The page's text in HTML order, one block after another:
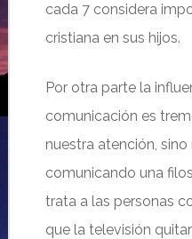
cada 7 considera
cristiana en sus hijos.
Por otra parte la
comunicación es
nuestra atención, sino
comunicando una
trata a las personas
que la televisión